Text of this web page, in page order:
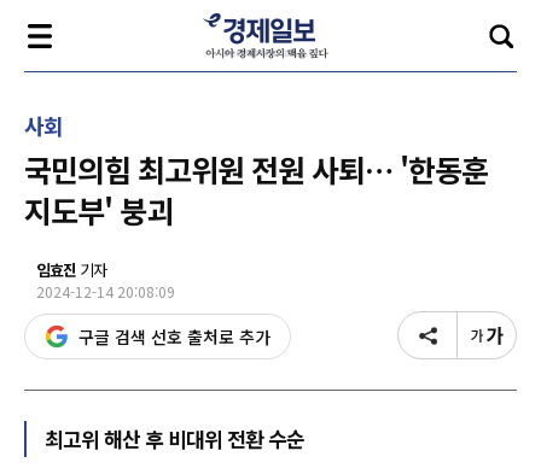
사회
국민의힘 최고위원 전원 사퇴… '한동훈
지도부' 붕괴
임효진 기자
2024-12-14 20:08:09
구글 검색 선호 출처로 추가
최고위 해산 후 비대위 전환 수순